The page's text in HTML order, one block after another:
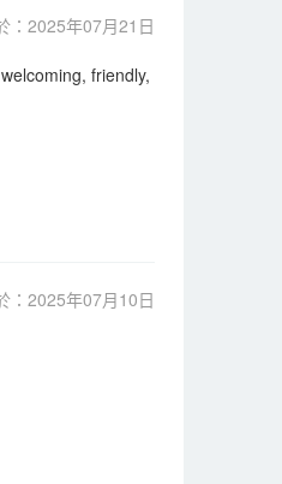
：2025年07月21日
friendly,
：2025年07月10日